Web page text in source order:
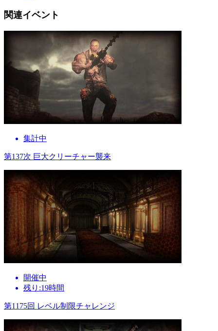
関連イベント
集計中
第137次 巨大クリーチャー襲来
開催中
残り:19時間
第1175回 レベル制限チャレンジ